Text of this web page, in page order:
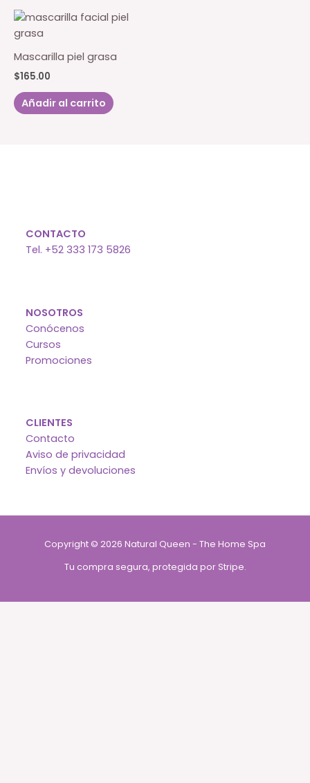
producto
Mascarilla piel grasa
$165.00
Añadir al carrito
CONTACTO
Tel. +52 333 173 5826
NOSOTROS
Conócenos
Cursos
Promociones
CLIENTES
Contacto
Aviso de privacidad
Envíos y devoluciones
Copyright © 2026 Natural Queen - The Home Spa
Tu compra segura, protegida por Stripe.